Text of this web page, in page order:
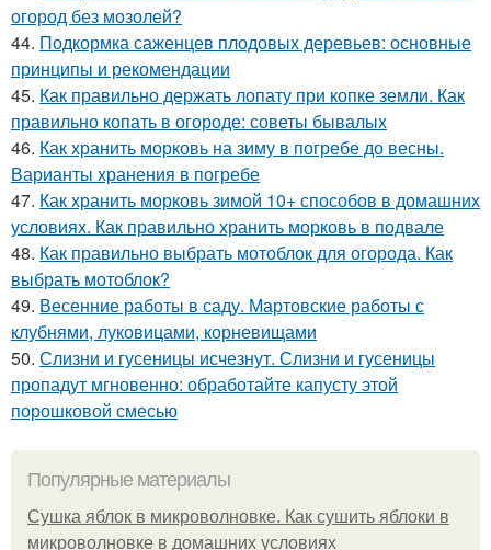
огород без мозолей?
44. Подкормка саженцев плодовых деревьев: основные
принципы и рекомендации
45. Как правильно держать лопату при копке земли. Как
правильно копать в огороде: советы бывалых
46. Как хранить морковь на зиму в погребе до весны.
Варианты хранения в погребе
47. Как хранить морковь зимой 10+ способов в домашних
условиях. Как правильно хранить морковь в подвале
48. Как правильно выбрать мотоблок для огорода. Как
выбрать мотоблок?
49. Весенние работы в саду. Мартовские работы с
клубнями, луковицами, корневищами
50. Слизни и гусеницы исчезнут. Слизни и гусеницы
пропадут мгновенно: обработайте капусту этой
порошковой смесью
Популярные материалы
Сушка яблок в микроволновке. Как сушить яблоки в
микроволновке в домашних условиях